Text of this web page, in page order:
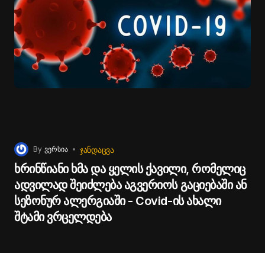
By ვერსია ᲯᲐᲜᲓᲐᲪᲕᲐ
ხრინწიანი ხმა და ყელის ქავილი, რომელიც
ადვილად შეიძლება აგვერიოს გაციებაში ან
სეზონურ ალერგიაში - Covid-ის ახალი
შტამი ვრცელდება